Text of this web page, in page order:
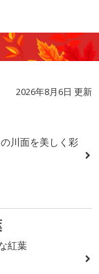
2026年8月6日 更新
川面を美しく彩
紅葉